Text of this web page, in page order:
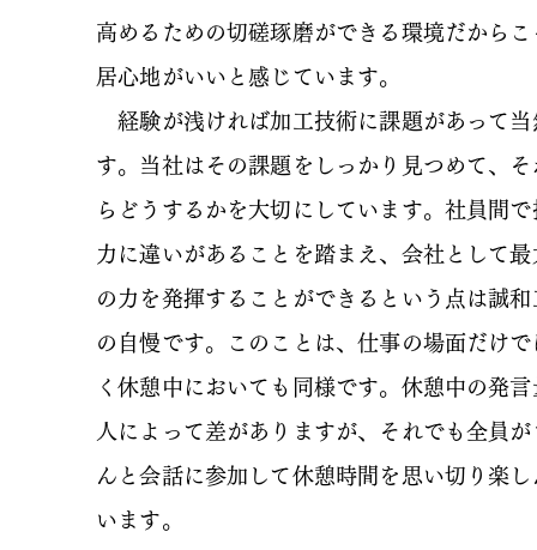
高めるための切磋琢磨ができる環境だからこ
居心地がいいと感じています。
経験が浅ければ加工技術に課題があって当
す。当社はその課題をしっかり見つめて、そ
らどうするかを大切にしています。社員間で
力に違いがあることを踏まえ、会社として最
の力を発揮することができるという点は誠和
の自慢です。このことは、仕事の場面だけで
く休憩中においても同様です。休憩中の発言
人によって差がありますが、それでも全員が
んと会話に参加して休憩時間を思い切り楽し
います。